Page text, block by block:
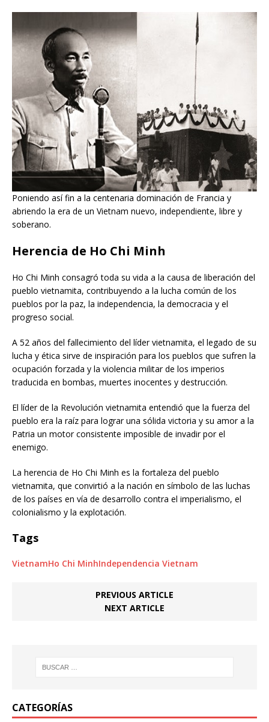
Poniendo así fin a la centenaria dominación de Francia y
abriendo la era de un Vietnam nuevo, independiente, libre y
soberano.
Herencia de Ho Chi Minh
Ho Chi Minh consagró toda su vida a la causa de liberación del
pueblo vietnamita, contribuyendo a la lucha común de los
pueblos por la paz, la independencia, la democracia y el
progreso social.
A 52 años del fallecimiento del líder vietnamita, el legado de su
lucha y ética sirve de inspiración para los pueblos que sufren la
ocupación forzada y la violencia militar de los imperios
traducida en bombas, muertes inocentes y destrucción.
El líder de la Revolución vietnamita entendió que la fuerza del
pueblo era la raíz para lograr una sólida victoria y su amor a la
Patria un motor consistente imposible de invadir por el
enemigo.
La herencia de Ho Chi Minh es la fortaleza del pueblo
vietnamita, que convirtió a la nación en símbolo de las luchas
de los países en vía de desarrollo contra el imperialismo, el
colonialismo y la explotación.
Tags
VietnamHo Chi MinhIndependencia Vietnam
PREVIOUS ARTICLE
NEXT ARTICLE
CATEGORÍAS